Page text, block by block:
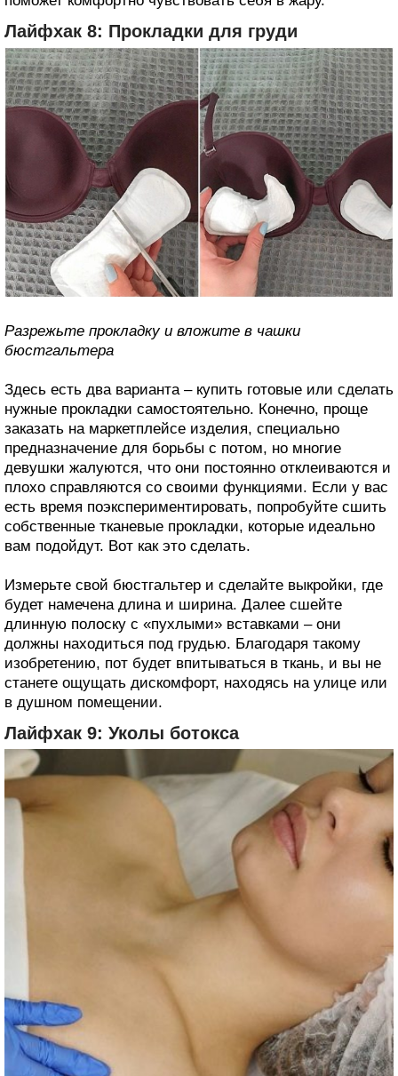
Лайфхак 8: Прокладки для груди
Разрежьте прокладку и вложите в чашки
бюстгальтера
Здесь есть два варианта – купить готовые или сделать
нужные прокладки самостоятельно. Конечно, проще
заказать на маркетплейсе изделия, специально
предназначение для борьбы с потом, но многие
девушки жалуются, что они постоянно отклеиваются и
плохо справляются со своими функциями. Если у вас
есть время поэкспериментировать, попробуйте сшить
собственные тканевые прокладки, которые идеально
вам подойдут. Вот как это сделать.
Измерьте свой бюстгальтер и сделайте выкройки, где
будет намечена длина и ширина. Далее сшейте
длинную полоску с «пухлыми» вставками – они
должны находиться под грудью. Благодаря такому
изобретению, пот будет впитываться в ткань, и вы не
станете ощущать дискомфорт, находясь на улице или
в душном помещении.
Лайфхак 9: Уколы ботокса